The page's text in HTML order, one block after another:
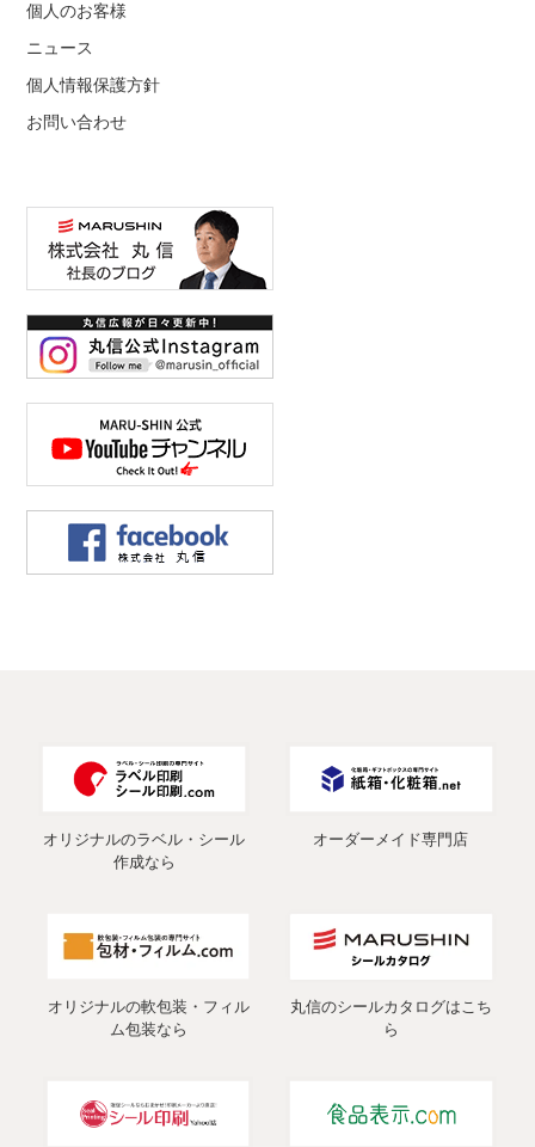
個人のお客様
ニュース
個人情報保護方針
お問い合わせ
オリジナルのラベル・シール
作成なら
オーダーメイド専門店
オリジナルの軟包装・フィル
ム包装なら
丸信のシールカタログはこち
ら